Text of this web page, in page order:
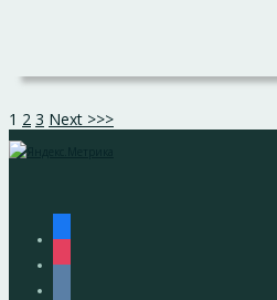
1 2 3 Next >>>